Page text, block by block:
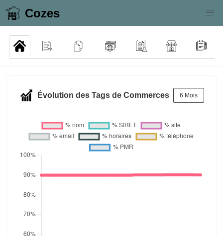
Cozes
Évolution des Tags de Commerces 6 Mois